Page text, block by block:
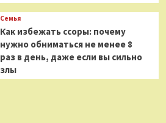
Семья
Как избежать ссоры: почему
нужно обниматься не менее 8
раз в день, даже если вы сильно
злы